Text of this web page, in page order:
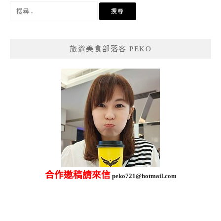
旅遊美食部落客 PEKO
合作邀稿請來信 peko721@hotmail.com